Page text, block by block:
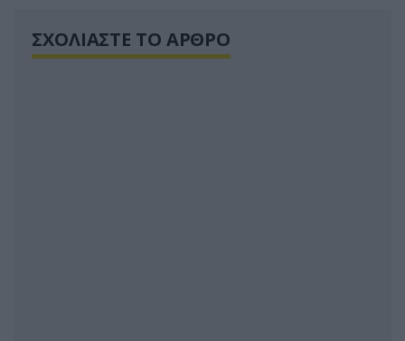
ΣΧΟΛΙΑΣΤΕ ΤΟ ΑΡΘΡΟ